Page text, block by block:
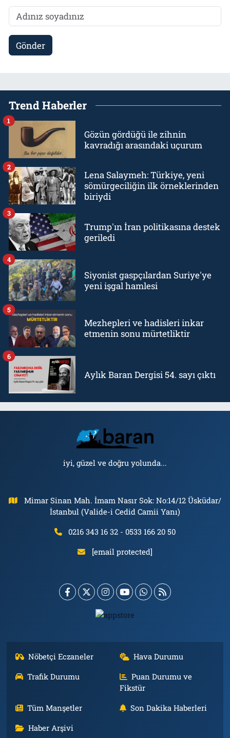
Gönder
Trend Haberler
Gözün gördüğü ile zihnin
kavradığı arasındaki uçurum
1
Lena Salaymeh: Türkiye, yeni
sömürgeciliğin ilk örneklerinden
biriydi
2
Trump'ın İran politikasına destek
geriledi
3
Siyonist gaspçılardan Suriye'ye
yeni işgal hamlesi
4
Mezhepleri ve hadisleri inkar
etmenin sonu mürtetliktir
5
Aylık Baran Dergisi 54. sayı çıktı
6
iyi, güzel ve doğru yolunda...
Mimar Sinan Mah. İmam Nasır Sok: No:14/12 Üsküdar/
İstanbul (Valide-i Cedid Camii Yanı)
0216 343 16 32 - 0533 166 20 50
[email protected]
Nöbetçi Eczaneler
Hava Durumu
Trafik Durumu
Puan Durumu ve
Fikstür
Tüm Manşetler
Son Dakika Haberleri
Haber Arşivi